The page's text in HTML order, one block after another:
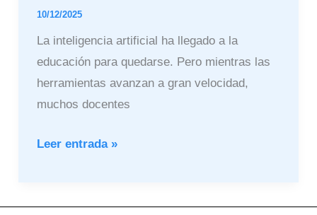
10/12/2025
La inteligencia artificial ha llegado a la
educación para quedarse. Pero mientras las
herramientas avanzan a gran velocidad,
muchos docentes
Leer entrada »